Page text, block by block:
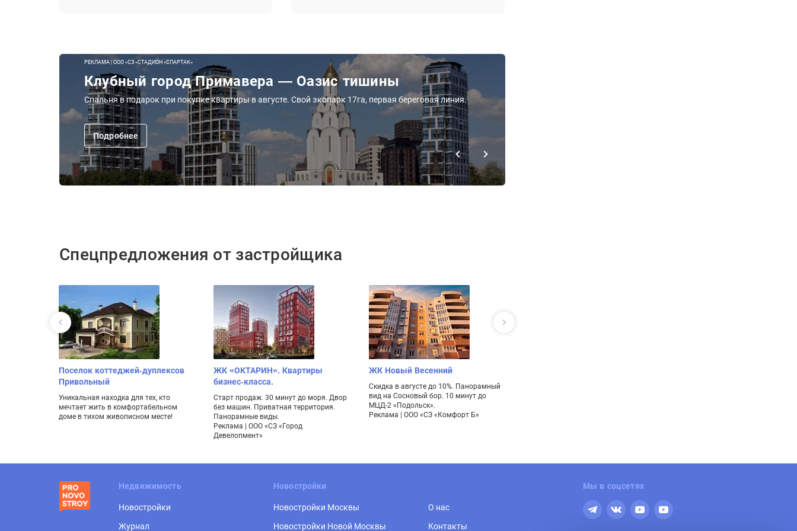
РЕКЛАМА | ООО «СЗ «СТАДИОН «СПАРТАК»
Клубный город Примавера — Оазис тишины
Спальня в подарок при покупке квартиры в августе. Свой экопарк 17га, первая береговая линия.
Подробнее
Спецпредложения от застройщика
Поселок коттеджей-дуплексов
Привольный
Уникальная находка для тех, кто
мечтает жить в комфортабельном
доме в тихом живописном месте!
ЖК «ОКТАРИН». Квартиры
бизнес-класса.
Старт продаж. 30 минут до моря. Двор
без машин. Приватная территория.
Панорамные виды.
Реклама | ООО «СЗ «Город
Девелопмент»
ЖК Новый Весенний
Скидка в августе до 10%. Панорамный
вид на Сосновый бор. 10 минут до
МЦД-2 «Подольск».
Реклама | ООО «СЗ «Комфорт Б»
Недвижимость
Новостройки
Журнал
Новостройки
Новостройки Москвы
Новостройки Новой Москвы
О нас
Контакты
Мы в соцсетях